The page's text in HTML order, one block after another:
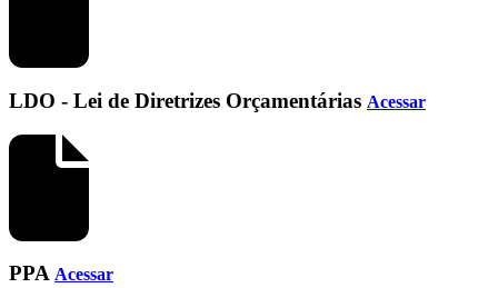
LDO - Lei de Diretrizes Orçamentárias Acessar
PPA Acessar